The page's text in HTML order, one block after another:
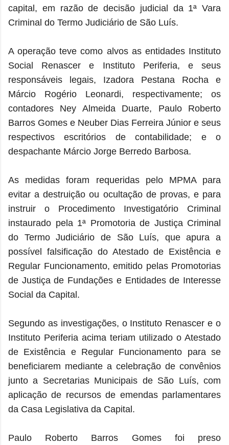
capital, em razão de decisão judicial da 1ª Vara
Criminal do Termo Judiciário de São Luís.
A operação teve como alvos as entidades Instituto
Social Renascer e Instituto Periferia, e seus
responsáveis legais, Izadora Pestana Rocha e
Márcio Rogério Leonardi, respectivamente; os
contadores Ney Almeida Duarte, Paulo Roberto
Barros Gomes e Neuber Dias Ferreira Júnior e seus
respectivos escritórios de contabilidade; e o
despachante Márcio Jorge Berredo Barbosa.
As medidas foram requeridas pelo MPMA para
evitar a destruição ou ocultação de provas, e para
instruir o Procedimento Investigatório Criminal
instaurado pela 1ª Promotoria de Justiça Criminal
do Termo Judiciário de São Luís, que apura a
possível falsificação do Atestado de Existência e
Regular Funcionamento, emitido pelas Promotorias
de Justiça de Fundações e Entidades de Interesse
Social da Capital.
Segundo as investigações, o Instituto Renascer e o
Instituto Periferia acima teriam utilizado o Atestado
de Existência e Regular Funcionamento para se
beneficiarem mediante a celebração de convênios
junto a Secretarias Municipais de São Luís, com
aplicação de recursos de emendas parlamentares
da Casa Legislativa da Capital.
Paulo Roberto Barros Gomes foi preso